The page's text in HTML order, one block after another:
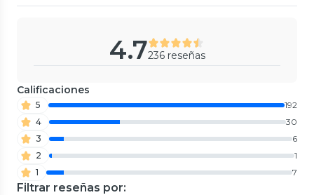
4.7236 reseñas
Calificaciones
5
192
4
30
3
6
2
1
1
7
Filtrar reseñas por: